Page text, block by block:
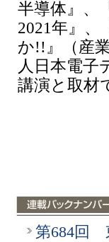
半導体』、
2021年』、
か!!』（産
人日本電子
講演と取材
第684回